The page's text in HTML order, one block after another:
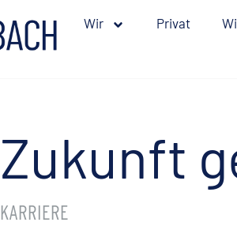
Wir Privat
Zukunft
KARRIERE